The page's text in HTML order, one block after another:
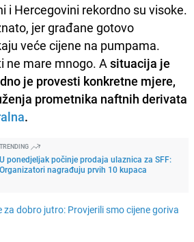
i Hercegovini rekordno su visoke.
jer građane gotovo
veće cijene na pumpama.
ne mare mnogo. A situacija je
je provesti konkretne mjere,
prometnika naftnih derivata
.
TRENDING
U ponedjeljak počinje prodaja ulaznica za SFF:
Organizatori nagrađuju prvih 10 kupaca
za dobro jutro: Provjerili smo cijene goriva